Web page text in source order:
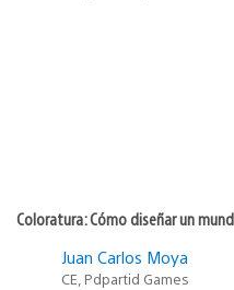
Coloratura: Cómo diseñar un
Juan Carlos Moya
CE, Pdpartid Games